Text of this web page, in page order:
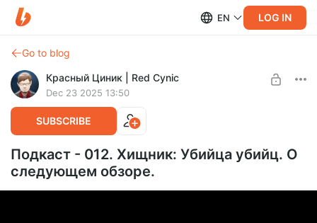
EN LOG IN
Go to blog
Красный Циник | Red Cynic
Dec 23 2025 13:50
SUBSCRIBE
Подкаст - 012. Хищник: Убийца убийц. О
следующем обзоре.